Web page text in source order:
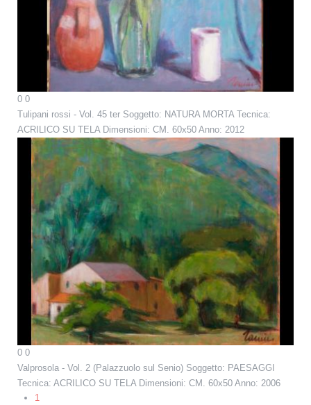
0 0
Tulipani rossi - Vol. 45 ter Soggetto: NATURA MORTA Tecnica:
ACRILICO SU TELA Dimensioni: CM. 60x50 Anno: 2012
0 0
Valprosola - Vol. 2 (Palazzuolo sul Senio) Soggetto: PAESAGGI
Tecnica: ACRILICO SU TELA Dimensioni: CM. 60x50 Anno: 2006
1